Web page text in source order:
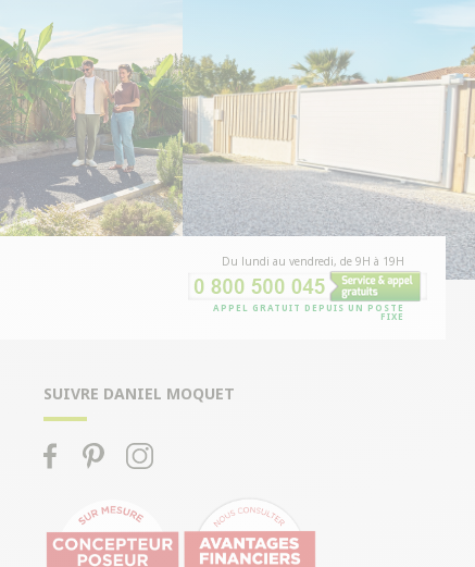
Du lundi au vendredi, de 9H à 19H
APPEL GRATUIT DEPUIS UN POSTE
FIXE
SUIVRE DANIEL MOQUET